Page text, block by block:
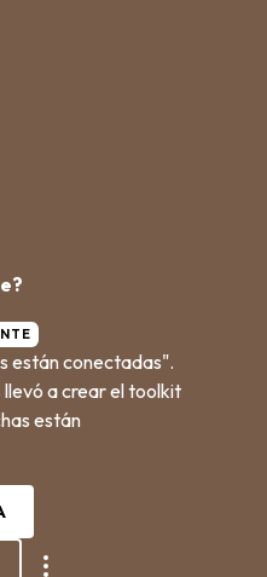
están conectadas".
llevó a crear el toolkit
están